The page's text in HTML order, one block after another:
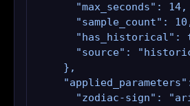
      "max_seconds": 14,
"sample_count":
"has_historical":
"source":
    },
"zodiac-sign":